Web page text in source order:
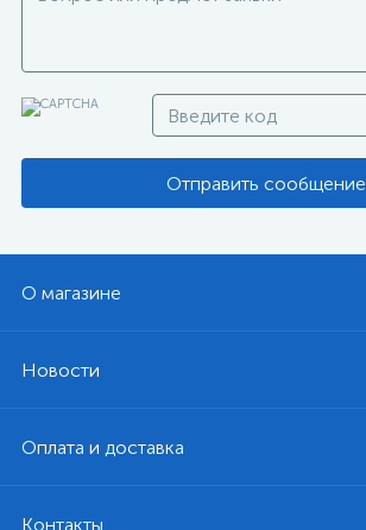
Отправить сообщение
О магазине
Новости
Оплата и доставка
Контакты